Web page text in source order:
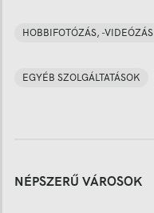
HOBBIFOTÓZÁS, -VIDEÓZÁS
EGYÉB SZOLGÁLTATÁSOK
NÉPSZERŰ VÁROSOK